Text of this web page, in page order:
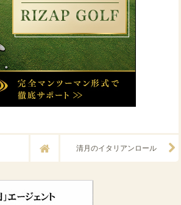
清月のイタリアンロール